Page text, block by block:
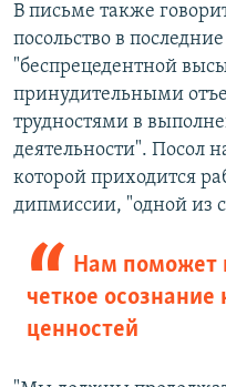
В письме также
посольство в
"беспрецедентной
принудительными
трудностями в
деятельности". Посол
которой приходится
дипмиссии, "одной из
Нам поможет
четкое
ценностей